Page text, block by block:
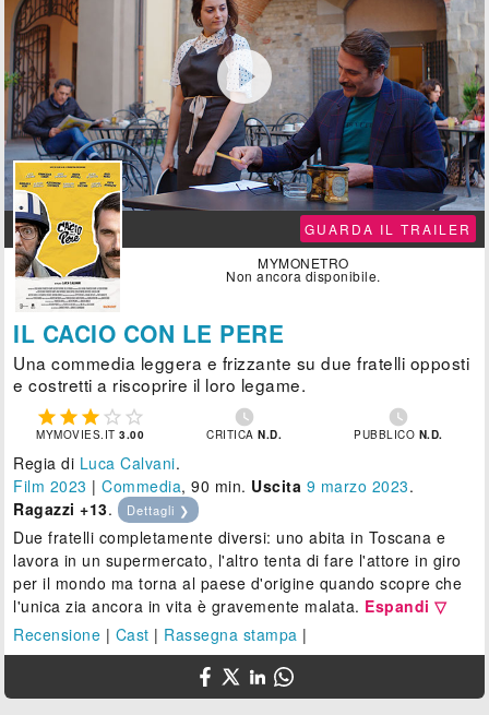

GUARDA IL TRAILER
MYMONETRO
Non ancora disponibile.
IL CACIO CON LE PERE
Una commedia leggera e frizzante su due fratelli opposti
e costretti a riscoprire il loro legame.
    
MYMOVIES.IT3.00

CRITICAN.D.

PUBBLICO N.D.
Regia di Luca Calvani.
Film 2023 |Commedia, 90 min. Uscita 9 marzo 2023.
Ragazzi +13. Dettagli ❯
Due fratelli completamente diversi: uno abita in Toscana e
lavora in un supermercato, l'altro tenta di fare l'attore in giro
per il mondo ma torna al paese d'origine quando scopre che
l'unica zia ancora in vita è gravemente malata. Espandi ▽
Recensione | Cast | Rassegna stampa |